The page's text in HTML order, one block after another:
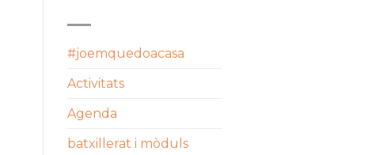
#joemquedoacasa
Activitats
Agenda
batxillerat i mòduls